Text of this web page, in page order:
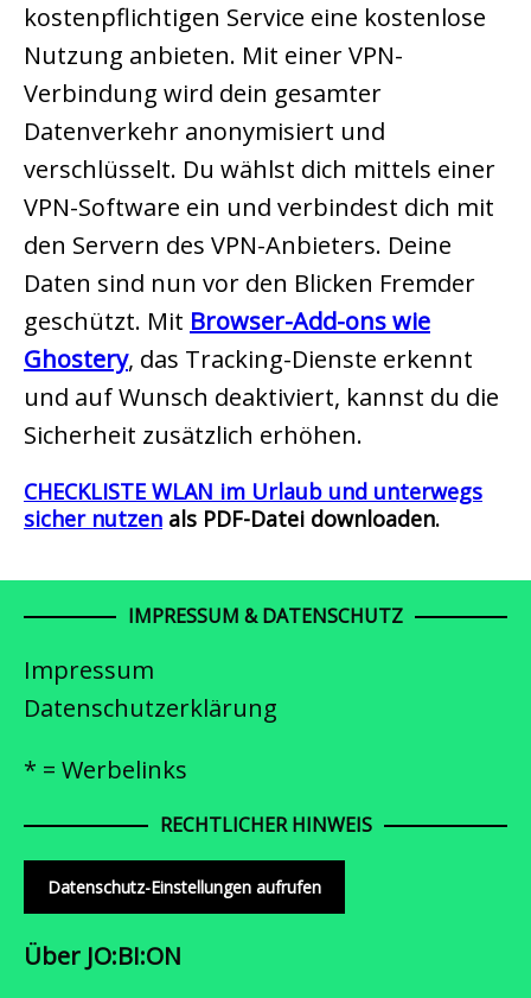
kostenpflichtigen Service eine kostenlose
Nutzung anbieten. Mit einer VPN-
Verbindung wird dein gesamter
Datenverkehr anonymisiert und
verschlüsselt. Du wählst dich mittels einer
VPN-Software ein und verbindest dich mit
den Servern des VPN-Anbieters. Deine
Daten sind nun vor den Blicken Fremder
geschützt. Mit Browser-Add-ons wie
Ghostery, das Tracking-Dienste erkennt
und auf Wunsch deaktiviert, kannst du die
Sicherheit zusätzlich erhöhen.
CHECKLISTE WLAN im Urlaub und unterwegs
sicher nutzen als PDF-Datei downloaden.
IMPRESSUM & DATENSCHUTZ
Impressum
Datenschutzerklärung
* = Werbelinks
RECHTLICHER HINWEIS
Datenschutz-Einstellungen aufrufen
Über JO:BI:ON